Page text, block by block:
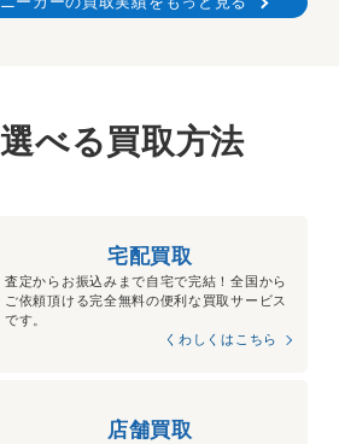
べる買取方法
宅配買取
査定からお振込みまで自宅で完結！全国から
ご依頼頂ける完全無料の便利な買取サービス
です。
くわしくはこちら
店舗買取